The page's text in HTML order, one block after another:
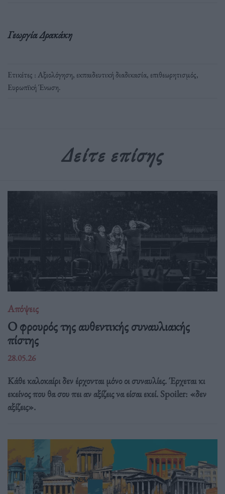
Γεωργία Δρακάκη
Ετικέτες :Αξιολόγηση, εκπαιδευτική διαδικασία, επιθεωρητισμός,
Ευρωπϊκή Ένωση.
Δείτε επίσης
Απόψεις
O φρουρός της αυθεντικής συναυλιακής
πίστης
28.05.26
Κάθε καλοκαίρι δεν έρχονται μόνο οι συναυλίες. Έρχεται κι
εκείνος που θα σου πει αν αξίζεις να είσαι εκεί. Spoiler: «δεν
αξίζεις».